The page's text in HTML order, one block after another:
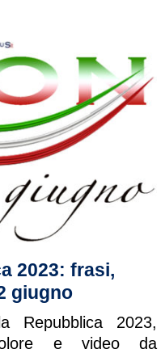
2023: frasi,
giugno
Repubblica 2023,
e video da